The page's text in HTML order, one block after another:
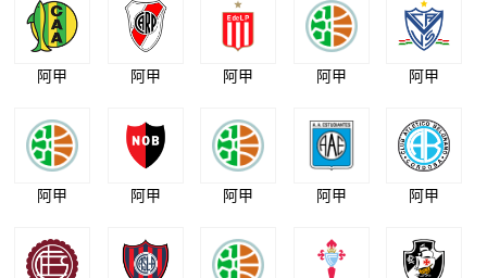
阿甲 阿甲 阿甲 阿甲 阿甲
阿甲 阿甲 阿甲 阿甲 阿甲